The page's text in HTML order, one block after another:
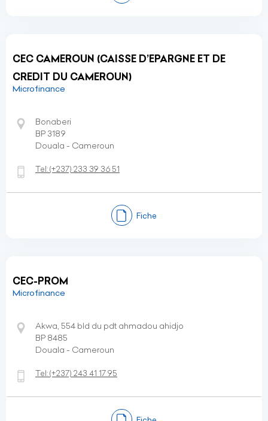
CEC CAMEROUN (CAISSE D’EPARGNE ET DE
CREDIT DU CAMEROUN)
Microfinance
Bonaberi
BP 3189
Douala - Cameroun
Tel:(+237) 233 39 36 51
Fiche
CEC-PROM
Microfinance
Akwa, 554 bld du pdt ahmadou ahidjo
BP 8485
Douala - Cameroun
Tel:(+237) 243 41 17 95